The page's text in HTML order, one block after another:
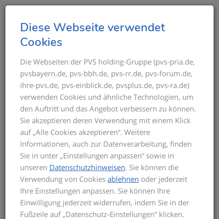
Diese Webseite verwendet
Cookies
Die Webseiten der PVS holding-Gruppe (pvs-pria.de,
pvsbayern.de, pvs-bbh.de, pvs-rr.de, pvs-forum.de,
ihre-pvs.de, pvs-einblick.de, pvsplus.de, pvs-ra.de)
verwenden Cookies und ähnliche Technologien, um
den Auftritt und das Angebot verbessern zu können.
Sie akzeptieren deren Verwendung mit einem Klick
auf „Alle Cookies akzeptieren“. Weitere
Informationen, auch zur Datenverarbeitung, finden
Sie in unter „Einstellungen anpassen“ sowie in
unseren Datenschutzhinweisen. Sie können die
Verwendung von Cookies ablehnen oder jederzeit
Ihre Einstellungen anpassen. Sie können Ihre
Einwilligung jederzeit widerrufen, indem Sie in der
Fußzeile auf „Datenschutz-Einstellungen“ klicken.
AGB
Allgemeine Vertragsbedingungen PVS forum des PVS
Rhein-Ruhr/Berlin-Brandenburg e.V.
1. An wen richtet sich das Seminarangebot?
Das Seminarangebot des Fortbildungsinstitutes PVS
forum des PVS Rhein-Ruhr/Berlin-Brandenburg e.V.
steht allen Ärztinnen und Ärzten, insbesondere den
Ärztinnen und Ärzten aus dem Umfeld der
Unternehmen PVS holding, PVS rhein-ruhr, PVS berlin-
brandenburg-hamburg, PVS bayern und der PVS pria,
sowie interessierten Personen, unabhängig von einer